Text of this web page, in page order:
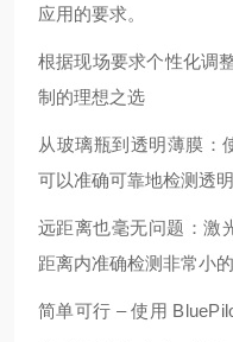
应用的要求。
根据现场要求个性化调
制的理想之选
从玻璃瓶到透明薄膜：
可以准确可靠地检测透
远距离也毫无问题：激
距离内准确检测非常小
简单可行 – 使用